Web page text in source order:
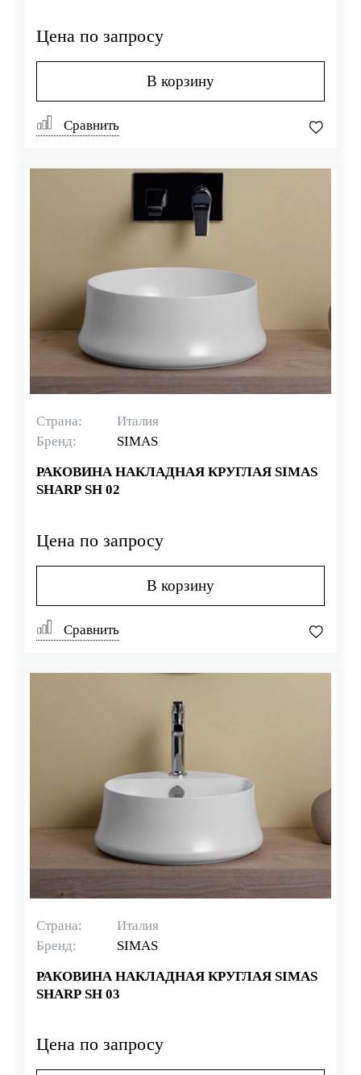
Цена по запросу
В корзину
Сравнить
Страна:
Италия
Бренд:
SIMAS
РАКОВИНА НАКЛАДНАЯ КРУГЛАЯ SIMAS
SHARP SH 02
Цена по запросу
В корзину
Сравнить
Страна:
Италия
Бренд:
SIMAS
РАКОВИНА НАКЛАДНАЯ КРУГЛАЯ SIMAS
SHARP SH 03
Цена по запросу